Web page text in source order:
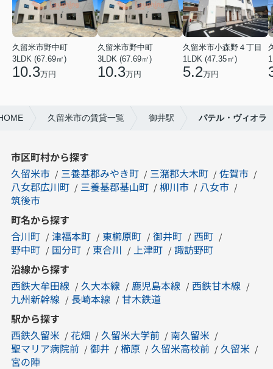
久留米市野中町
3LDK (67.69㎡)
10.3万円
久留米市野中町
3LDK (67.69㎡)
10.3万円
久留米市小森野４丁目
1LDK (47.35㎡)
5.2万円
久留米市の賃貸一覧 御井駅 パテル・ヴィオラ
市区町村から探す
久留米市
三養基郡みやき町 三潴郡大木町
佐賀市
八女郡広川町
三養基郡基山町 柳川市
八女市
筑後市
町名から探す
合川町
津福本町 東櫛原町 御井町
西町
野中町
国分町 東合川 上津町
諏訪野町
沿線から探す
西鉄大牟田線
久大本線 鹿児島本線
西鉄甘木線
九州新幹線
長崎本線
甘木鉄道
駅から探す
西鉄久留米
花畑 久留米大学前
南久留米
聖マリア病院前
御井 櫛原 久留米高校前
久留米
宮の陣